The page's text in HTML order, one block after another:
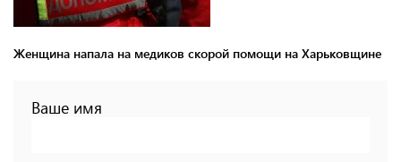
Женщина напала на медиков скорой помощи на Харьковщине
Ваше имя